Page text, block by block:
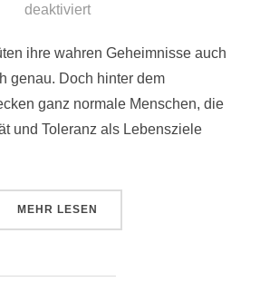
deaktiviert
ihre wahren Geheimnisse auch
genau. Doch hinter dem
ganz normale Menschen, die
und Toleranz als Lebensziele
MEHR ÜBER “TAG DES OFFENEN
LESEN